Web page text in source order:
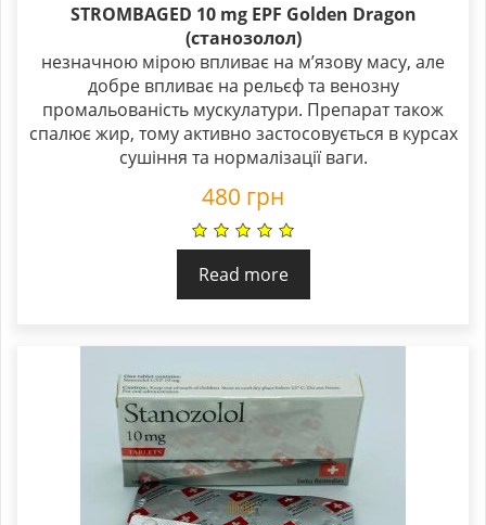
STROMBAGED 10 mg EPF Golden Dragon
(станозолол)
незначною мірою впливає на м’язову масу, але
добре впливає на рельєф та венозну
промальованість мускулатури. Препарат також
спалює жир, тому активно застосовується в курсах
сушіння та нормалізації ваги.
480 грн
Read more